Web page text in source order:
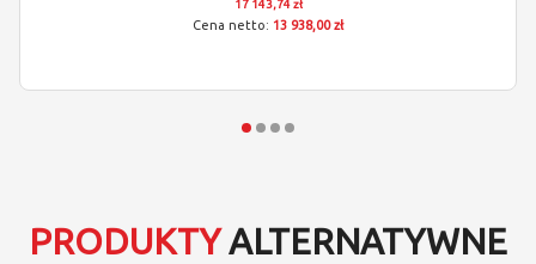
17 143,74 zł
13 938,00 zł
PRODUKTYALTERNATYWNE